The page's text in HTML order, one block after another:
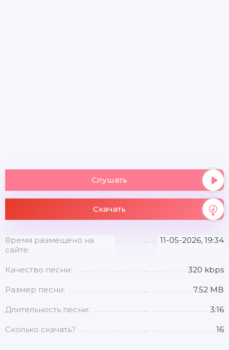
Слушать
Скачать
Время размещено на
сайте:
11-05-2026, 19:34
Качество песни: 320 kbps
Размер песни: 7.52 MB
Длительность песни: 3:16
Сколько скачать? 16